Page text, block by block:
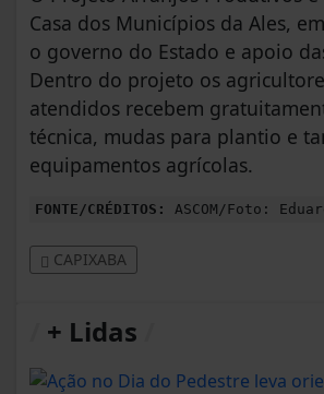
Casa dos Municípios da Ales,
o governo do Estado e apoio
Dentro do projeto os
atendidos recebem
técnica, mudas para plantio e
equipamentos agrícolas.
FONTE/CRÉDITOS: ASCOM/Foto:
CAPIXABA
+ Lidas